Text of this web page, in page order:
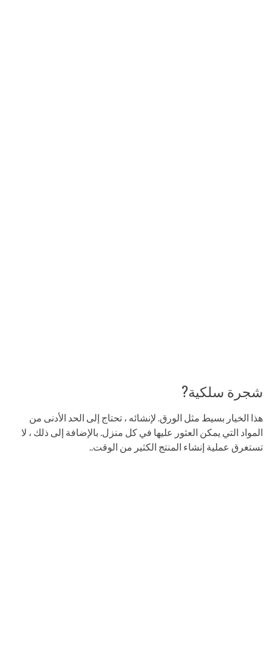
شجرة سلكية?
هذا الخيار بسيط مثل الورق. لإنشائه ، تحتاج إلى الحد الأدنى من
المواد التي يمكن العثور عليها في كل منزل. بالإضافة إلى ذلك ، لا
تستغرق عملية إنشاء المنتج الكثير من الوقت..